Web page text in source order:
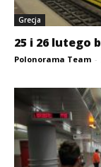
Grecja
25 i 26 lutego
Polonorama Team -